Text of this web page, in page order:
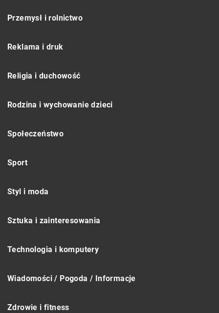
Przemysł i rolnictwo
Reklama i druk
Religia i duchowość
Rodzina i wychowanie dzieci
Społeczeństwo
Sport
Styl i moda
Sztuka i zainteresowania
Technologia i komputery
Wiadomości / Pogoda / Informacje
Zdrowie i fitness